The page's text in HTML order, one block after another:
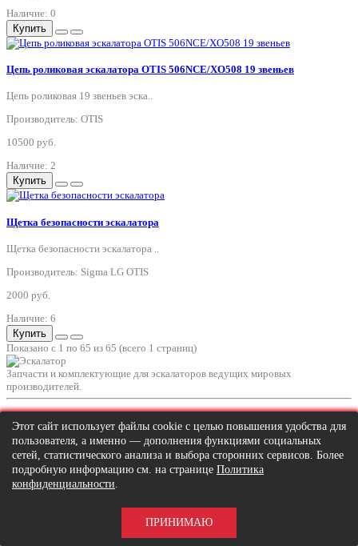
Наличие: 0
Купить
Цепь роликовая эскалатора OTIS 506NCE/XO508 19 звеньев
Цепь роликовая 19 звеньев эска..
Производитель: OTIS
10500 руб.
Наличие: 2
Купить
Щетка безопасности эскалатора
Щетка безопасности эскалатора ..
Производитель: Sigma LG OTIS
2000 руб.
Наличие: 6
Купить
Показано с 1 по 65 из 65 (всего 1 страниц)
Запчасти и комплектующие для эскалаторов ведущих мировых
производителей.
Гарантия на товар
Оплата и доставка
Политика конфиденциальности
Этот сайт использует файлы cookie с целью повышения удобства для
пользователя, а именно — дополнения функциями социальных
сетей, статистического анализа и выбора сторонних сервисов. Более
подробную информацию см. на странице Политика
конфиденциальности.
ПРИНИМАЮ